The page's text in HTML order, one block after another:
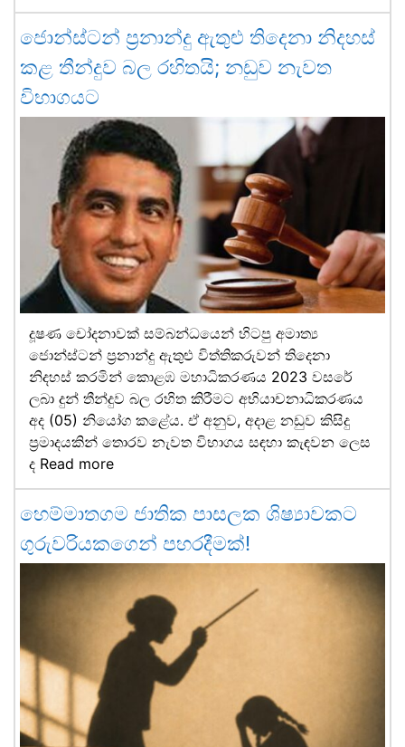
ජොන්ස්ටන් ප්‍රනාන්දු ඇතුළු තිදෙනා නිදහස්
කළ තීන්දුව බල රහිතයි; නඩුව නැවත
විභාගයට
දූෂණ චෝදනාවක් සම්බන්ධයෙන් හිටපු අමාත්‍ය
ජොන්ස්ටන් ප්‍රනාන්දු ඇතුළු විත්තිකරුවන් තිදෙනා
නිදහස් කරමින් කොළඹ මහාධිකරණය 2023 වසරේ
ලබා දුන් තීන්දුව බල රහිත කිරීමට අභියාචනාධිකරණය
අද (05) නියෝග කළේය. ඒ අනුව, අදාළ නඩුව කිසිදු
ප්‍රමාදයකින් තොරව නැවත විභාගය සඳහා කැඳවන ලෙස
ද Read more
හෙම්මාතගම ජාතික පාසලක ශිෂ්‍යාවකට
ගුරුවරියකගෙන් පහරදීමක්!